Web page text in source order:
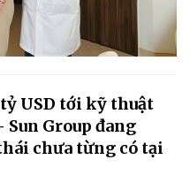
USD tới kỹ thuật
Group đang
chưa từng có tại